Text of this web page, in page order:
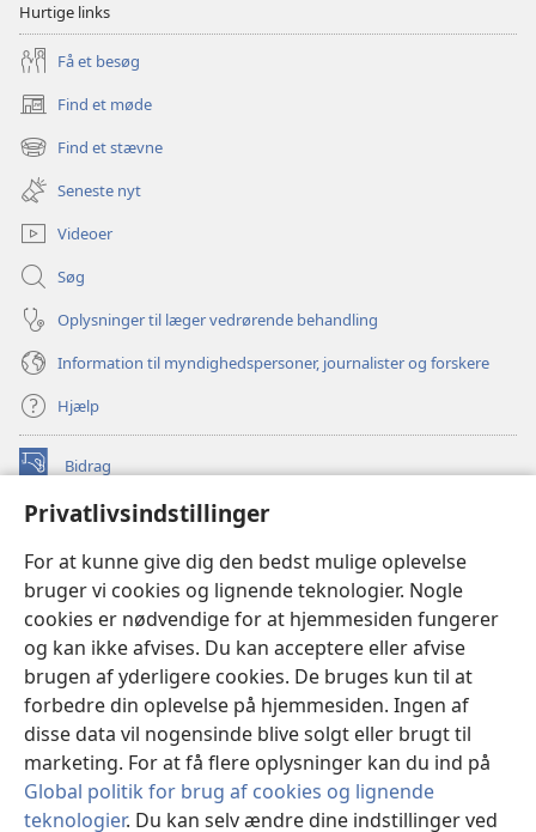
Privatlivsindstillinger
For at kunne give dig den bedst mulige oplevelse
bruger vi cookies og lignende teknologier. Nogle
cookies er nødvendige for at hjemmesiden fungerer
og kan ikke afvises. Du kan acceptere eller afvise
brugen af yderligere cookies. De bruges kun til at
forbedre din oplevelse på hjemmesiden. Ingen af
disse data vil nogensinde blive solgt eller brugt til
marketing. For at få flere oplysninger kan du ind på
Global politik for brug af cookies og lignende
teknologier. Du kan selv ændre dine indstillinger ved
Hurtige links
Få et besøg
Find et møde
(åbner
nyt
vindue)
Find et stævne
(åbner
nyt
vindue)
Seneste nyt
Videoer
Søg
Oplysninger til læger vedrørende behandling
Information til myndighedspersoner, journalister og forskere
Hjælp
Bidrag
(åbner
vindue)Watchtower ONLINE LIBRARY™
nyt
vindue)JW Hub
(åbner
nyt
vindue)JW Library
Watchtower Library
Copyright© 2026 Watch Tower Bible and Tract Society of Pennsylvania.